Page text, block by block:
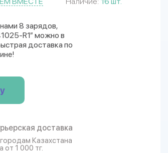
8 зарядов,
R1” можно в
доставка по
доставка
Казахстана
от 1 000 тг.